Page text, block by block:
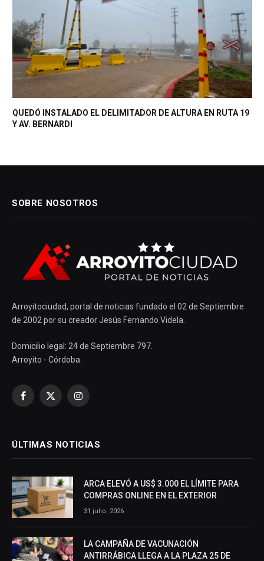
QUEDÓ INSTALADO EL DELIMITADOR DE ALTURA EN RUTA 19
Y AV. BERNARDI
SOBRE NOSOTROS
Arroyitociudad, portal de noticias fundado el 02 de Septiembre
de 2002 por su creador Jesús Fernando Videla.
Domicilio legal: 24 de Septiembre 797.
Arroyito - Córdoba.
Facebook
X
Instagram
ÚLTIMAS NOTICIAS
ARCA ELEVÓ A US$ 3.000 EL LÍMITE PARA
COMPRAS ONLINE EN EL EXTERIOR
31 julio, 2026
LA CAMPAÑA DE VACUNACIÓN
ANTIRRÁBICA LLEGA A LA PLAZA 25 DE